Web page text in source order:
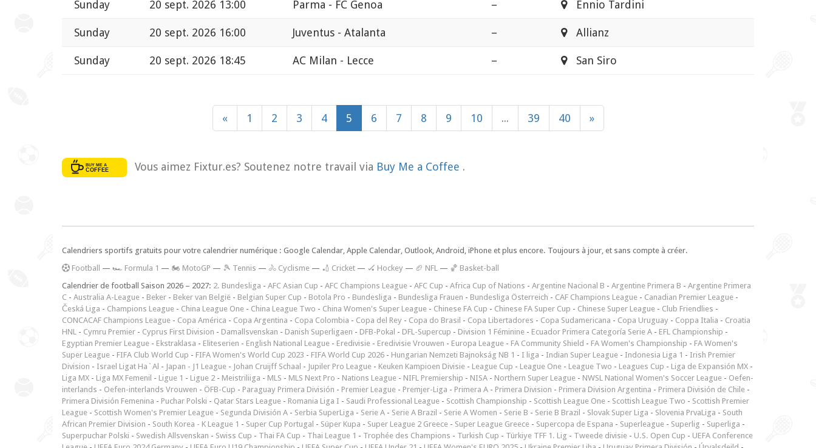
Sunday 20 sept. 2026 13:00 Parma - FC Genoa – Ennio Tardini
Sunday 20 sept. 2026 16:00 Juventus - Atalanta – Allianz
Sunday 20 sept. 2026 18:45 AC Milan - Lecce – San Siro
« 1 2 3 4 5 6 7 8 9 10 ... 39 40 »
Vous aimez Fixtur.es? Soutenez notre travail via Buy Me a Coffee .
Calendriers sportifs gratuits pour votre calendrier numérique : Google Calendar, Apple Calendar, Outlook, Android, iPhone et plus encore. Toujours à jour, et sans compte à créer.
Football — 🏎️ Formula 1 — 🏍 MotoGP — 🎾 Tennis — 🚴 Cyclisme — 🏏 Cricket — 🏑 Hockey — 🏈 NFL — 🏀 Basket-ball
Calendrier de football Saison 2026 – 2027: 2. Bundesliga - AFC Asian Cup - AFC Champions League - AFC Cup - Africa Cup of Nations - Argentine Nacional B - Argentine Primera B - Argentine Primera
C - Australia A-League - Beker - Beker van België - Belgian Super Cup - Botola Pro - Bundesliga - Bundesliga Frauen - Bundesliga Österreich - CAF Champions League - Canadian Premier League -
Česká Liga - Champions League - China League One - China League Two - China Women's Super League - Chinese FA Cup - Chinese FA Super Cup - Chinese Super League - Club Friendlies -
CONCACAF Champions League - Copa América - Copa Argentina - Copa Colombia - Copa del Rey - Copa do Brasil - Copa Libertadores - Copa Sudamericana - Copa Uruguay - Coppa Italia - Croatia
HNL - Cymru Premier - Cyprus First Division - Damallsvenskan - Danish Superligaen - DFB-Pokal - DFL-Supercup - Division 1 Féminine - Ecuador Primera Categoría Serie A - EFL Championship -
Egyptian Premier League - Ekstraklasa - Eliteserien - English National League - Eredivisie - Eredivisie Vrouwen - Europa League - FA Community Shield - FA Women's Championship - FA Women's
Super League - FIFA Club World Cup - FIFA Women's World Cup 2023 - FIFA World Cup 2026 - Hungarian Nemzeti Bajnokság NB 1 - I liga - Indian Super League - Indonesia Liga 1 - Irish Premier
Division - Israel Ligat Ha`Al - Japan - J1 League - Johan Cruijff Schaal - Jupiler Pro League - Keuken Kampioen Divisie - League Cup - League One - League Two - Leagues Cup - Liga de Expansión MX -
Liga MX - Liga MX Femenil - Ligue 1 - Ligue 2 - Meistriliiga - MLS - MLS Next Pro - Nations League - NIFL Premiership - NISA - Northern Super League - NWSL National Women's Soccer League - Oefen-
interlands - Oefen-interlands Vrouwen - ÖFB-Cup - Paraguay Primera División - Premier League - Premjer-Liga - Primera A - Primera Division - Primera Division Argentina - Primera División de Chile -
Primera División Femenina - Puchar Polski - Qatar Stars League - Romania Liga I - Saudi Professional League - Scottish Championship - Scottish League One - Scottish League Two - Scottish Premier
League - Scottish Women's Premier League - Segunda División A - Serbia SuperLiga - Serie A - Serie A Brazil - Serie A Women - Serie B - Serie B Brazil - Slovak Super Liga - Slovenia PrvaLiga - South
African Premier Division - South Korea - K League 1 - Super Cup Portugal - Süper Kupa - Super League 2 Greece - Super League Greece - Supercopa de Espana - Superleague - Superlig - Superliga -
Superpuchar Polski - Swedish Allsvenskan - Swiss Cup - Thai FA Cup - Thai League 1 - Trophée des Champions - Turkish Cup - Türkiye TFF 1. Lig - Tweede divisie - U.S. Open Cup - UEFA Conference